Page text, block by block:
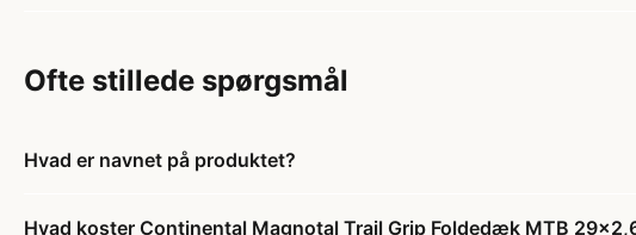
Ofte stillede spørgsmål
Hvad er navnet på produktet?
Hvad koster Continental Magnotal Trail Grip Foldedæk MTB